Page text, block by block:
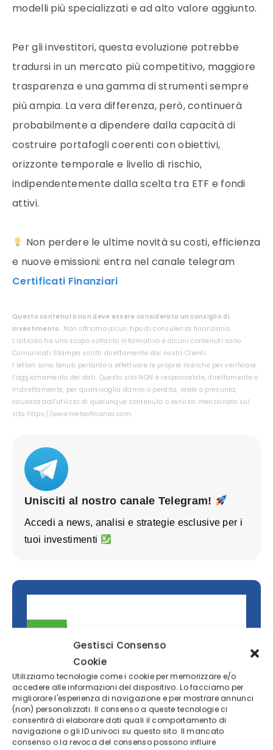
Gestisci Consenso
Cookie
Utilizziamo tecnologie come i cookie per memorizzare e/o
accedere alle informazioni del dispositivo. Lo facciamo per
migliorare l'esperienza di navigazione e per mostrare annunci
(non) personalizzati. Il consenso a queste tecnologie ci
consentirà di elaborare dati quali il comportamento di
navigazione o gli ID univoci su questo sito. Il mancato
consenso o la revoca del consenso possono influire
modelli più specializzati e ad alto valore aggiunto.
Per gli investitori, questa evoluzione potrebbe
tradursi in un mercato più competitivo, maggiore
trasparenza e una gamma di strumenti sempre
più ampia. La vera differenza, però, continuerà
probabilmente a dipendere dalla capacità di
costruire portafogli coerenti con obiettivi,
orizzonte temporale e livello di rischio,
indipendentemente dalla scelta tra ETF e fondi
attivi.
Non perdere le ultime novità su costi, efficienza
e nuove emissioni: entra nel canale telegram
Certificati Finanziari
Questo contenuto non deve essere considerato un consiglio di
investimento. Non offriamo alcun tipo di consulenza finanziaria.
L’articolo ha uno scopo soltanto informativo e alcuni contenuti sono
Comunicati Stampa scritti direttamente dai nostri Clienti.
I lettori sono tenuti pertanto a effettuare le proprie ricerche per verificare
l’aggiornamento dei dati. Questo sito NON è responsabile, direttamente o
indirettamente, per qualsivoglia danno o perdita, reale o presunta,
causata dall'utilizzo di qualunque contenuto o servizio menzionato sul
sito https://www.meteofinanza.com.
Unisciti al nostro canale Telegram!
Accedi a news, analisi e strategie esclusive per i
tuoi investimenti
Investi con Freedom24 senza
commissioni